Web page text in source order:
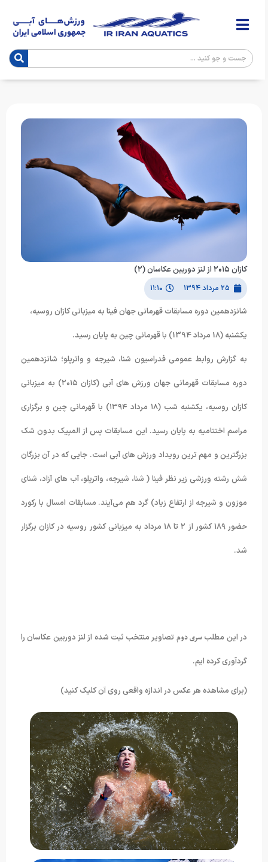
کازان ۲۰۱۵ از لنز دوربین عکاسان (۲)
۲۵ مرداد ۱۳۹۴ ۱۱:۱۰
شانزدهمین دوره مسابقات قهرمانی جهان فینا به میزبانی کازان روسیه،
یکشنبه (18 مرداد 1394) با قهرمانی چین به پایان رسید.
به گزارش روابط عمومی فدراسیون شنا، شیرجه و واترپلو؛ شانزدهمین
دوره مسابقات قهرمانی جهان ورزش های آبی (کازان ۲۰۱۵) به میزبانی
کازان روسیه، یکشنبه شب (۱۸ مرداد ۱۳۹۴) با قهرمانی چین و برگزاری
مراسم اختتامیه به پایان رسید. این مسابقات پس از المپیک بدون شک
بزرگترین و مهم ترین رویداد ورزش های آبی است. جایی که در آن بزرگان
شش رشته ورزشی زیر نظر فینا ( شنا، شیرجه، واترپلو، آب های آزاد، شنای
موزون و شیرجه از ارتفاع زیاد) گرد هم می‌آیند. مسابقات امسال با رکورد
حضور ۱۸۹ کشور از ۲ تا ۱۸ مرداد به میزبانی کشور روسیه در کازان برگزار
شد.
در این مطلبسری دومتصاویر منتخب ثبت شده از لنز دوربین عکاسان را
گردآوری کرده ایم.
(برای مشاهده هر عکس در اندازه واقعی روی آن کلیک کنید)